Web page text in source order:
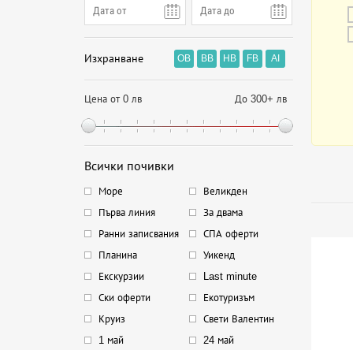
Изхранване OB BB HB FB AI
Цена от 0 лв До 300+ лв
Всички почивки
Море
Великден
Първа линия
За двама
Ранни записвания
СПА оферти
Планина
Уикенд
Екскурзии
Last minute
Ски оферти
Екотуризъм
Круиз
Свети Валентин
1 май
24 май